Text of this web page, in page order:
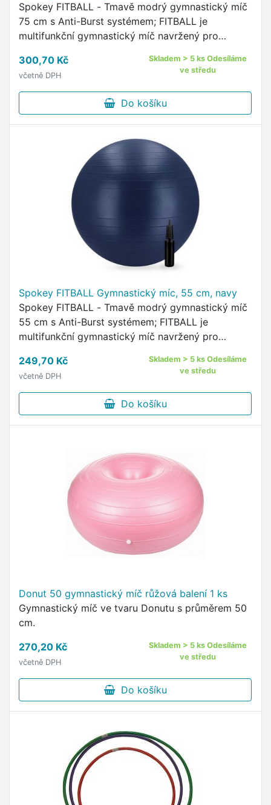
Spokey FITBALL - Tmavě modrý gymnastický míč
75 cm s Anti-Burst systémem; FITBALL je
multifunkční gymnastický míč navržený pro
trénink.
300,70 Kč
včetně DPH
Skladem > 5 ks Odesíláme
ve středu
Do košíku
Spokey FITBALL Gymnastický míc, 55 cm, navy
Spokey FITBALL - Tmavě modrý gymnastický míč
55 cm s Anti-Burst systémem; FITBALL je
multifunkční gymnastický míč navržený pro
trénink.
249,70 Kč
včetně DPH
Skladem > 5 ks Odesíláme
ve středu
Do košíku
Donut 50 gymnastický míč růžová balení 1 ks
Gymnastický míč ve tvaru Donutu s průměrem 50
cm.
270,20 Kč
včetně DPH
Skladem > 5 ks Odesíláme
ve středu
Do košíku